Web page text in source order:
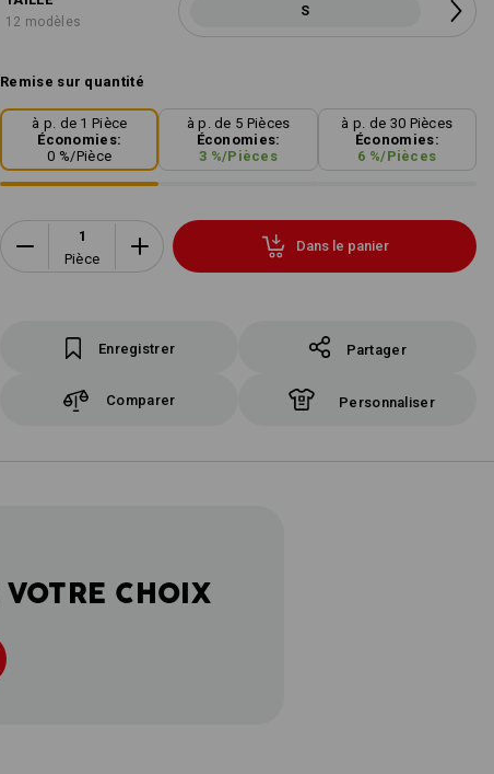
12 modèles
S
Remise sur quantité
à p. de 1 Pièce
Économies:
0 %/Pièce
à p. de 5 Pièces
Économies:
3 %/Pièces
à p. de 30 Pièces
Économies:
6 %/Pièces
Pièce
Dans le panier
Enregistrer Partager
Comparer Personnaliser
CHOIX